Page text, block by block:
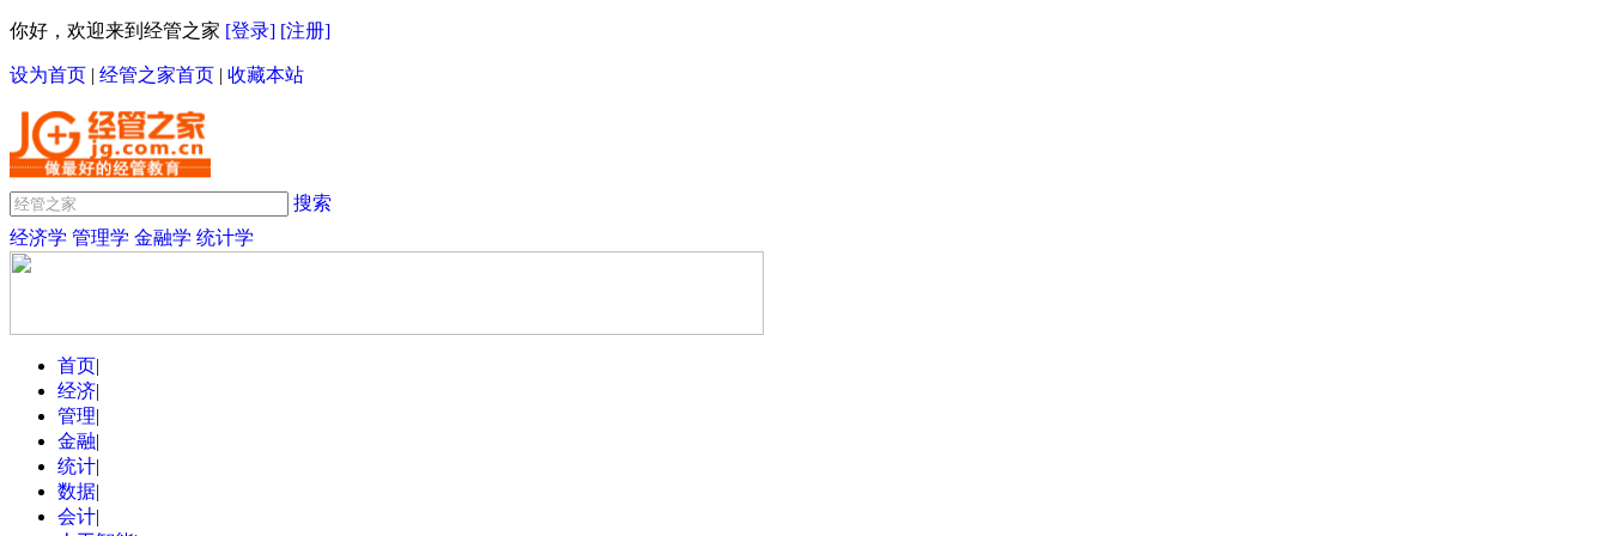
你好，欢迎来到经管之家 [登录] [注册]
设为首页 | 经管之家首页 | 收藏本站
搜索
经济学 管理学 金融学 统计学
首页|
经济|
管理|
金融|
统计|
数据|
会计|